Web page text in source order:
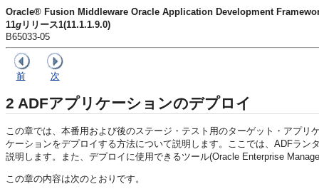
Oracle® Fusion Middleware Oracle Application Development
11g リリース1(11.1.1.9.0)
B65033-05
前 次
2 ADFアプリケーションのデプロイ
この章では、本番用および後のステージ・テスト用のターゲット・アプ
ケーションをデプロイする方法について説明します。ここでは、ADFラ
説明します。また、デプロイに使用できるツール(Oracle Enterprise
この章の内容は次のとおりです。